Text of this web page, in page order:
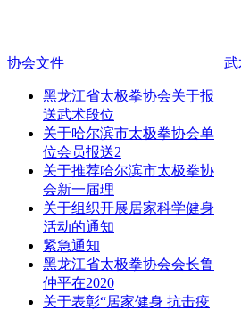
协会文件
黑龙江省太极拳协会关于报
送武术段位
关于哈尔滨市太极拳协会单
位会员报送2
关于推荐哈尔滨市太极拳协
会新一届理
关于组织开展居家科学健身
活动的通知
紧急通知
黑龙江省太极拳协会会长鲁
仲平在2020
关于表彰“居家健身 抗击疫
武